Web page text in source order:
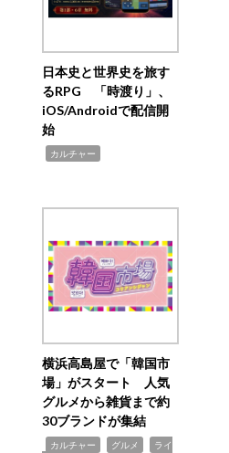
日本史と世界史を旅す
るRPG 「時渡り」、
iOS/Androidで配信開
始
カルチャー
横浜高島屋で「韓国市
場」がスタート 人気
グルメから雑貨まで約
30ブランドが集結
カルチャー グルメ
ライ